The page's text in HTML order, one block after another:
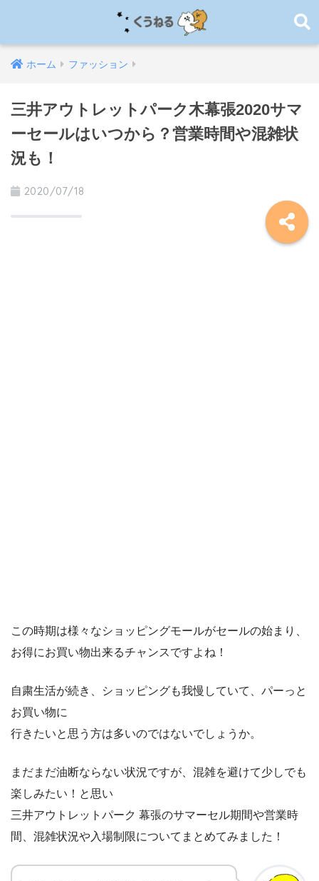
ホーム ファッション
三井アウトレットパーク木幕張2020サマ
ーセールはいつから？営業時間や混雑状
況も！
2020/07/18
この時期は様々なショッピングモールがセールの始まり、
お得にお買い物出来るチャンスですよね！
自粛生活が続き、ショッピングも我慢していて、パーっと
お買い物に
行きたいと思う方は多いのではないでしょうか。
まだまだ油断ならない状況ですが、混雑を避けて少しでも
楽しみたい！と思い
三井アウトレットパーク 幕張のサマーセル期間や営業時
間、混雑状況や入場制限についてまとめてみました！